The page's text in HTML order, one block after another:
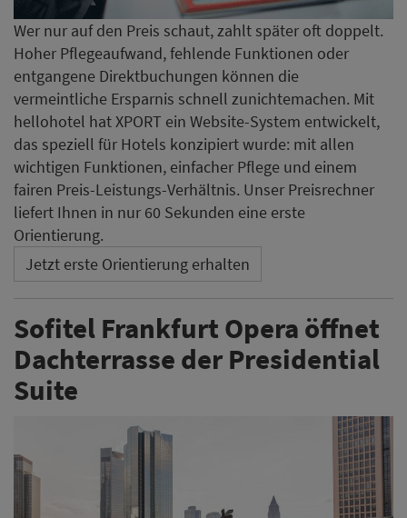
Jetzt erste Orientierung erhalten
Sofitel Frankfurt Opera öffnet
Dachterrasse der Presidential
Suite
Das Sofitel Frankfurt Opera nutzt seine exklusive
Dachterrasse für ein temporäres Gastronomiekonzept.